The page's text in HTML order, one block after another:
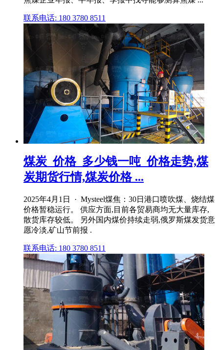
联系电话: 180 3780 8511
煤炭_价格_多少钱一吨_价格走势,煤
炭期货行情,煤炭价格 ...
2025年4月1日 · Mysteel煤焦：30日港口喷吹煤、烧结煤
价格暂稳运行。 供应方面,目前各贸易商均无大量库存,
散货库存较低。 另外国内煤价持续走弱,俄罗斯煤发货意
愿冷淡,矿山节前报 .
联系电话: 180 3780 8511